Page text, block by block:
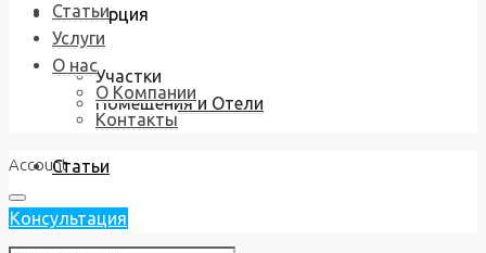
Коммерция
Участки
Помещения и Отели
Статьи
Статьи
Услуги
О нас
О Компании
Контакты
Account
Консультация